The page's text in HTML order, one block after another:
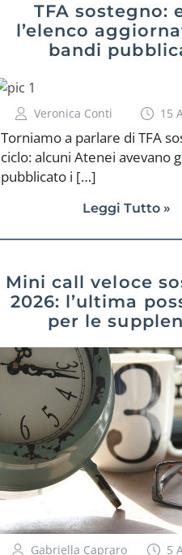
TFA sostegno:
l’elenco
bandi
Veronica Conti 15
Torniamo a parlare di TFA
ciclo: alcuni Atenei avevano
pubblicato i […]
Leggi Tutto »
Mini call veloce
2026: l’ultima
per le
Gabriella Capraro 5